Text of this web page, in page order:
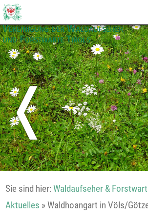
Vereinigung der Waldaufseher
und Forstwarte Tirols
❬
Sie sind hier:Waldaufseher &
Aktuelles »Waldhoangart in Völs/